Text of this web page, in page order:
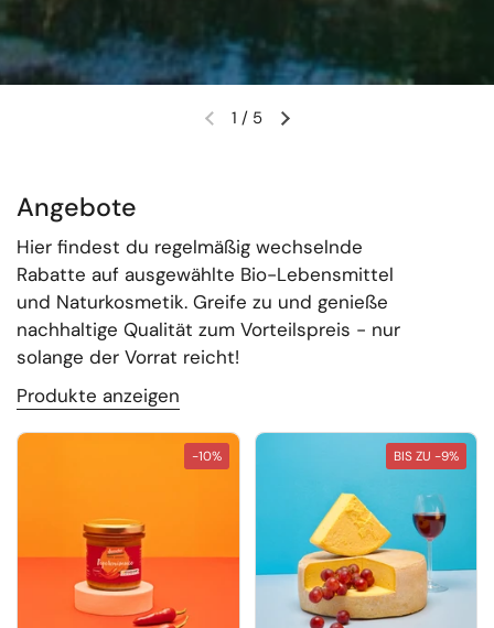
Vorherige FolieNächste Folie
1 / 5
Angebote
Hier findest du regelmäßig wechselnde
Rabatte auf ausgewählte Bio-Lebensmittel
und Naturkosmetik. Greife zu und genieße
nachhaltige Qualität zum Vorteilspreis - nur
solange der Vorrat reicht!
Produkte anzeigen
-10% BIS ZU -9%